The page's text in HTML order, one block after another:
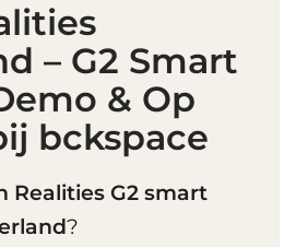
– G2 Smart
& Op
bckspace
Realities G2 smart
?